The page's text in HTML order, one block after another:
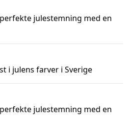
julestemning med en
i julens farver i Sverige
julestemning med en